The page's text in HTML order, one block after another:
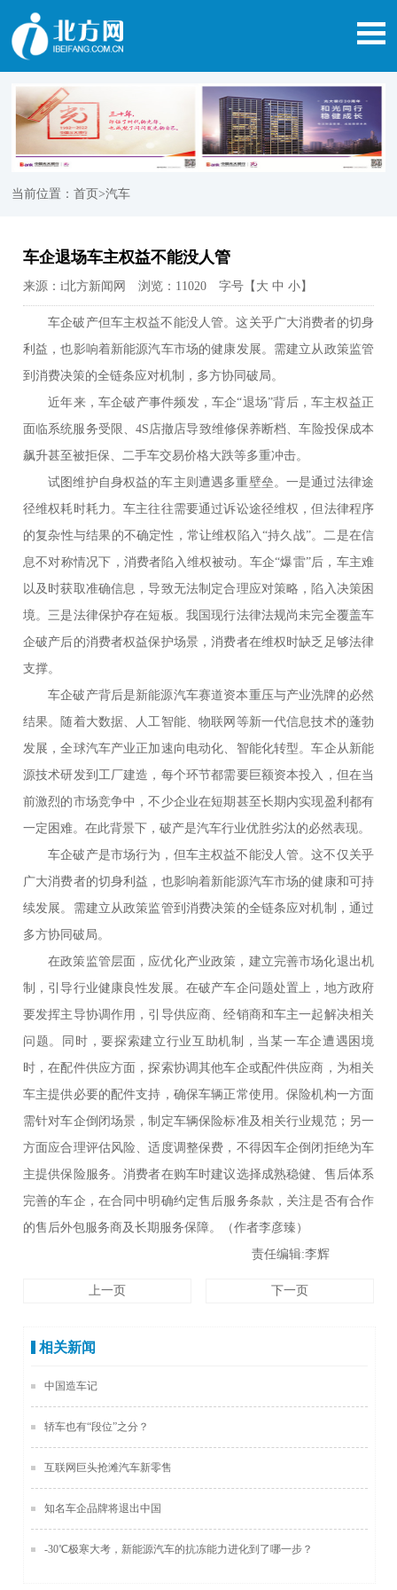
当前位置：首页>汽车
车企退场车主权益不能没人管
来源：i北方新闻网 浏览：11020 字号【 大 中 小】
车企破产但车主权益不能没人管。这关乎广大消费者的切身
利益，也影响着新能源汽车市场的健康发展。需建立从政策监管
到消费决策的全链条应对机制，多方协同破局。
近年来，车企破产事件频发，车企“退场”背后，车主权益正
面临系统服务受限、4S店撤店导致维修保养断档、车险投保成本
飙升甚至被拒保、二手车交易价格大跌等多重冲击。
试图维护自身权益的车主则遭遇多重壁垒。一是通过法律途
径维权耗时耗力。车主往往需要通过诉讼途径维权，但法律程序
的复杂性与结果的不确定性，常让维权陷入“持久战”。二是在信
息不对称情况下，消费者陷入维权被动。车企“爆雷”后，车主难
以及时获取准确信息，导致无法制定合理应对策略，陷入决策困
境。三是法律保护存在短板。我国现行法律法规尚未完全覆盖车
企破产后的消费者权益保护场景，消费者在维权时缺乏足够法律
支撑。
车企破产背后是新能源汽车赛道资本重压与产业洗牌的必然
结果。随着大数据、人工智能、物联网等新一代信息技术的蓬勃
发展，全球汽车产业正加速向电动化、智能化转型。车企从新能
源技术研发到工厂建造，每个环节都需要巨额资本投入，但在当
前激烈的市场竞争中，不少企业在短期甚至长期内实现盈利都有
一定困难。在此背景下，破产是汽车行业优胜劣汰的必然表现。
车企破产是市场行为，但车主权益不能没人管。这不仅关乎
广大消费者的切身利益，也影响着新能源汽车市场的健康和可持
续发展。需建立从政策监管到消费决策的全链条应对机制，通过
多方协同破局。
在政策监管层面，应优化产业政策，建立完善市场化退出机
制，引导行业健康良性发展。在破产车企问题处置上，地方政府
要发挥主导协调作用，引导供应商、经销商和车主一起解决相关
问题。同时，要探索建立行业互助机制，当某一车企遭遇困境
时，在配件供应方面，探索协调其他车企或配件供应商，为相关
车主提供必要的配件支持，确保车辆正常使用。保险机构一方面
需针对车企倒闭场景，制定车辆保险标准及相关行业规范；另一
方面应合理评估风险、适度调整保费，不得因车企倒闭拒绝为车
主提供保险服务。消费者在购车时建议选择成熟稳健、售后体系
完善的车企，在合同中明确约定售后服务条款，关注是否有合作
的售后外包服务商及长期服务保障。（作者李彦臻）
责任编辑:李辉
上一页 下一页
相关新闻
中国造车记
轿车也有“段位”之分？
互联网巨头抢滩汽车新零售
知名车企品牌将退出中国
-30℃极寒大考，新能源汽车的抗冻能力进化到了哪一步？